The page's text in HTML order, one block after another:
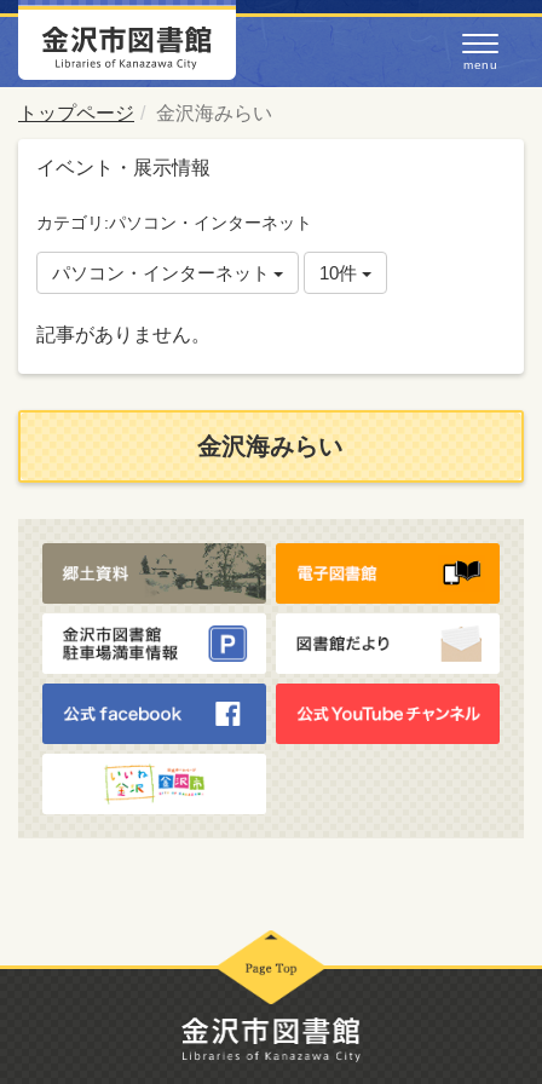
トップページ 金沢海みらい
イベント・展示情報
カテゴリ:パソコン・インターネット
パソコン・インターネット 10件
記事がありません。
金沢海みらい